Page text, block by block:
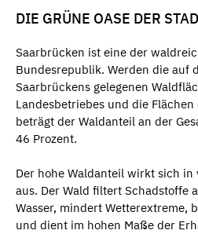
DIE GRÜNE OASE DER
Saarbrücken ist eine der
Bundesrepublik. Werden die auf
Saarbrückens gelegenen
Landesbetriebes und die
beträgt der Waldanteil an der
46 Prozent.
Der hohe Waldanteil wirkt sich
aus. Der Wald filtert Schadstoffe
Wasser, mindert Wetterextreme,
und dient im hohen Maße der